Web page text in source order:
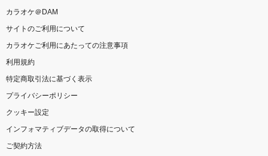
カラオケ＠DAM
サイトのご利用について
カラオケご利用にあたっての注意事項
利用規約
特定商取引法に基づく表示
プライバシーポリシー
クッキー設定
インフォマティブデータの取得について
ご契約方法